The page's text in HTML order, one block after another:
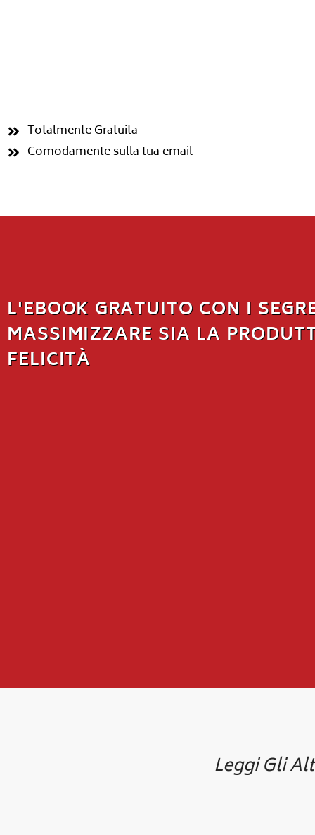
Totalmente Gratuita
Comodamente sulla tua email
L'EBOOK GRATUITO CON I
MASSIMIZZARE SIA LA
FELICITÀ
Leggi Gli